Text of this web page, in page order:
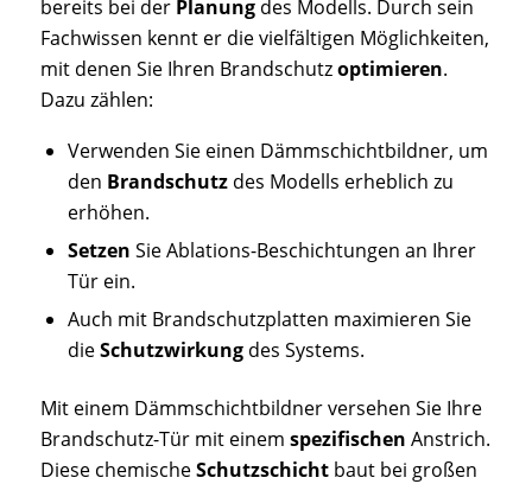
bereits bei der Planungdes Modells. Durch sein
Fachwissen kennt er die vielfältigen Möglichkeiten,
mit denen Sie Ihren Brandschutzoptimieren.
Dazu zählen:
Verwenden Sie einen Dämmschichtbildner, um
den Brandschutzdes Modells erheblich zu
erhöhen.
Setzen Sie Ablations-Beschichtungen an Ihrer
Tür ein.
Auch mit Brandschutzplatten maximieren Sie
dieSchutzwirkungdes Systems.
Mit einem Dämmschichtbildner versehen Sie Ihre
Brandschutz-Tür mit einem spezifischen Anstrich.
Diese chemischeSchutzschichtbaut bei großen